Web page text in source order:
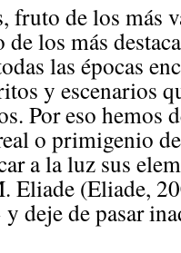
fruto de los más
los más
las épocas
y escenarios
Por eso hemos
o primigenio
a la luz sus
Eliade (Eliade,
deje de pasar